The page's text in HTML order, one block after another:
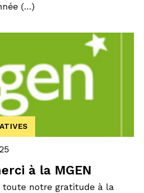
(…)
à la MGEN
toute notre gratitude à la